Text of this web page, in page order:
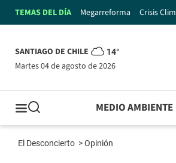
TEMAS DEL DÍA Megarreforma Crisis
SANTIAGO DE CHILE 14°
martes 04 de agosto de 2026
MEDIO AMBIENTE
El Desconcierto >Opinión